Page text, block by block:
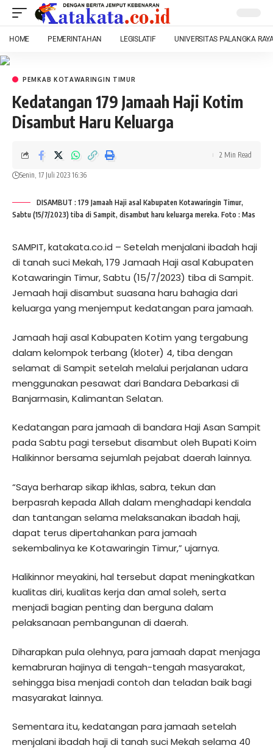
HOME PEMERINTAHAN LEGISLATIF UNIVERSITAS PALANGKA
PEMKAB KOTAWARINGIN TIMUR
Kedatangan 179 Jamaah Haji Kotim
Disambut Haru Keluarga
Senin, 17 Juli 2023 16:36
2 Min Read
DISAMBUT : 179 Jamaah Haji asal Kabupaten Kotawaringin Timur,
Sabtu (15/7/2023) tiba di Sampit, disambut haru keluarga mereka. Foto : Mas
SAMPIT, katakata.co.id – Setelah menjalani ibadah haji
di tanah suci Mekah, 179 Jamaah Haji asal Kabupaten
Kotawaringin Timur, Sabtu (15/7/2023) tiba di Sampit.
Jemaah haji disambut suasana haru bahagia dari
keluarga yang menjemput kedatangan para jamaah.
Jamaah haji asal Kabupaten Kotim yang tergabung
dalam kelompok terbang (kloter) 4, tiba dengan
selamat di Sampit setelah melalui perjalanan udara
menggunakan pesawat dari Bandara Debarkasi di
Banjarmasin, Kalimantan Selatan.
Kedatangan para jamaah di bandara Haji Asan Sampit
pada Sabtu pagi tersebut disambut oleh Bupati Koim
Halikinnor bersama sejumlah pejabat daerah lainnya.
“Saya berharap sikap ikhlas, sabra, tekun dan
berpasrah kepada Allah dalam menghadapi kendala
dan tantangan selama melaksanakan ibadah haji,
dapat terus dipertahankan para jamaah
sekembalinya ke Kotawaringin Timur,” ujarnya.
Halikinnor meyakini, hal tersebut dapat meningkatkan
kualitas diri, kualitas kerja dan amal soleh, serta
menjadi bagian penting dan berguna dalam
pelaksanaan pembangunan di daerah.
Diharapkan pula olehnya, para jamaah dapat menjaga
kemabruran hajinya di tengah-tengah masyarakat,
sehingga bisa menjadi contoh dan teladan baik bagi
masyarakat lainnya.
Sementara itu, kedatangan para jamaah setelah
menjalani ibadah haji di tanah suci Mekah selama 40